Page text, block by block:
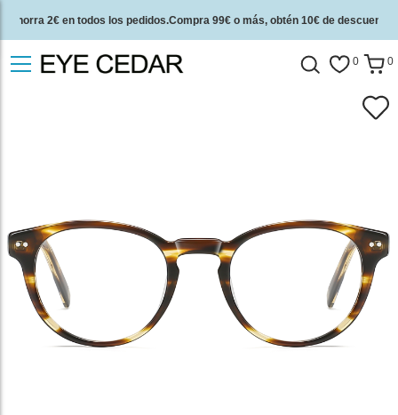
Ahorra 2€ en todos los pedidos.Compra 99€ o más, obtén 10€ de descuento.
2 años de garantía de calidad y 30 días de garantía de devolución del dinero.
0 0